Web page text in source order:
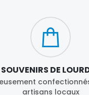
SOUVENIRS DE
artisans locaux